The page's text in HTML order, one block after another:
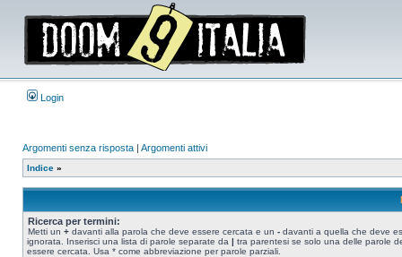
Login
Argomenti senza risposta | Argomenti attivi
Indice »
Ricerca per termini:
Metti un + davanti alla parola che deve essere cercata e un - davanti a quella che deve
ignorata. Inserisci una lista di parole separate da | tra parentesi se solo una delle parole
essere cercata. Usa * come abbreviazione per parole parziali.